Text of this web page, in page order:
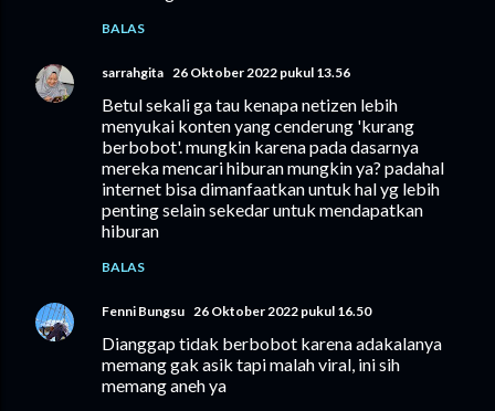
BALAS
sarrahgita 26 Oktober 2022 pukul 13.56
Betul sekali ga tau kenapa netizen lebih
menyukai konten yang cenderung 'kurang
berbobot'. mungkin karena pada dasarnya
mereka mencari hiburan mungkin ya? padahal
internet bisa dimanfaatkan untuk hal yg lebih
penting selain sekedar untuk mendapatkan
hiburan
BALAS
Fenni Bungsu 26 Oktober 2022 pukul 16.50
Dianggap tidak berbobot karena adakalanya
memang gak asik tapi malah viral, ini sih
memang aneh ya